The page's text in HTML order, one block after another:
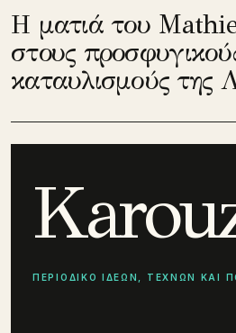
Η ματιά του
στους
καταυλισμούς της
ΠΕΡΙΟΔΙΚΟ ΙΔΕΩΝ, ΤΕΧΝΩΝ ΚΑΙ